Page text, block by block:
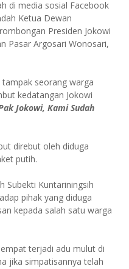
di media sosial Facebook
Ketua Dewan
Presiden Jokowi
Pasar Argosari Wonosari,
seorang warga
kedatangan Jokowi
Jokowi, Kami Sudah
direbut oleh diduga
putih.
Subekti Kuntariningsih
pihak yang diduga
kepada salah satu warga
terjadi adu mulut di
jika simpatisannya telah